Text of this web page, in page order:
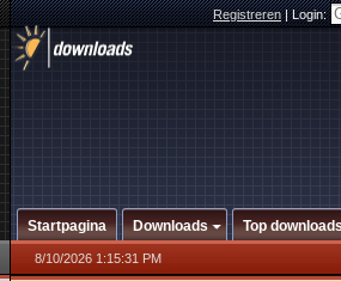
Registreren|Login:
Startpagina Downloads Top
8/10/2026 1:15:31 PM